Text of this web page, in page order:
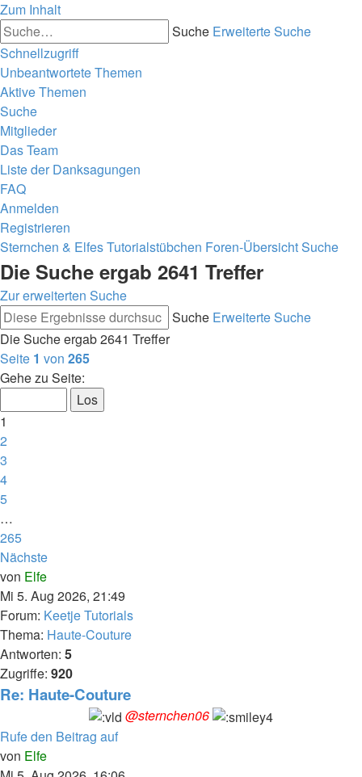
Zum Inhalt
Suche Erweiterte Suche
Schnellzugriff
Unbeantwortete Themen
Aktive Themen
Suche
Mitglieder
Das Team
Liste der Danksagungen
FAQ
Anmelden
Registrieren
Sternchen & Elfes Tutorialstübchen Foren-ÜbersichtSuche
Die Suche ergab 2641 Treffer
Zur erweiterten Suche
Suche Erweiterte Suche
Die Suche ergab 2641 Treffer
Seite 1 von 265
Gehe zu Seite:
1
2
3
4
5
…
265
Nächste
von Elfe
Mi 5. Aug 2026, 21:49
Forum: Keetje Tutorials
Thema: Haute-Couture
Antworten: 5
Zugriffe: 920
Re: Haute-Couture
@sternchen06
Rufe den Beitrag auf
von Elfe